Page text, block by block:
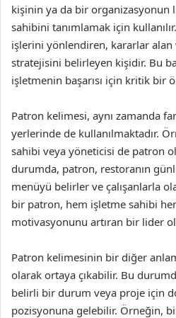
kişinin ya da bir organizasyonun
sahibini tanımlamak için
işlerini yönlendiren, kararlar alan
stratejisini belirleyen kişidir. Bu
işletmenin başarısı için kritik bir
Patron kelimesi, aynı zamanda
yerlerinde de kullanılmaktadır.
sahibi veya yöneticisi de patron
durumda, patron, restoranın
menüyü belirler ve çalışanlarla
bir patron, hem işletme sahibi
motivasyonunu artıran bir lider
Patron kelimesinin bir diğer
olarak ortaya çıkabilir. Bu
belirli bir durum veya proje için
pozisyonuna gelebilir. Örneğin,